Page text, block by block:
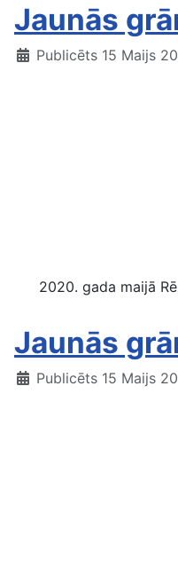
Jaunās
Publicēts 15 Maijs
2020. gada maijā
Jaunās
Publicēts 15 Maijs